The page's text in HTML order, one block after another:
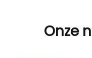
Onze